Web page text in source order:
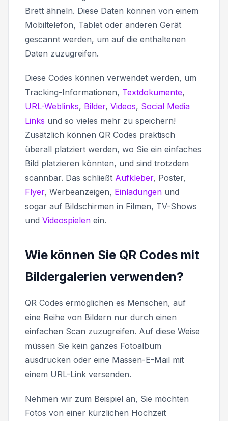
Brett ähneln. Diese Daten können von einem
Mobiltelefon, Tablet oder anderen Gerät
gescannt werden, um auf die enthaltenen
Daten zuzugreifen.
Diese Codes können verwendet werden, um
Tracking-Informationen, Textdokumente,
URL-Weblinks, Bilder, Videos, Social Media
Links und so vieles mehr zu speichern!
Zusätzlich können QR Codes praktisch
überall platziert werden, wo Sie ein einfaches
Bild platzieren könnten, und sind trotzdem
scannbar. Das schließt Aufkleber, Poster,
Flyer, Werbeanzeigen, Einladungen und
sogar auf Bildschirmen in Filmen, TV-Shows
und Videospielen ein.
Wie können Sie QR Codes mit
Bildergalerien verwenden?
QR Codes ermöglichen es Menschen, auf
eine Reihe von Bildern nur durch einen
einfachen Scan zuzugreifen. Auf diese Weise
müssen Sie kein ganzes Fotoalbum
ausdrucken oder eine Massen-E-Mail mit
einem URL-Link versenden.
Nehmen wir zum Beispiel an, Sie möchten
Fotos von einer kürzlichen Hochzeit